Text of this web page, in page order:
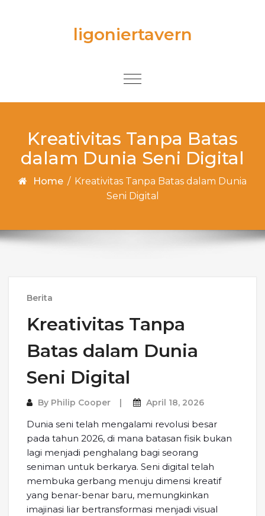
ligoniertavern
Toggle
Kreativitas Tanpa Batas
dalam Dunia Seni Digital
Home / Kreativitas Tanpa Batas dalam Dunia
Seni Digital
Berita
Kreativitas Tanpa
Batas dalam Dunia
Seni Digital
By Philip Cooper April 18, 2026
Dunia seni telah mengalami revolusi besar
pada tahun 2026, di mana batasan fisik bukan
lagi menjadi penghalang bagi seorang
seniman untuk berkarya. Seni digital telah
membuka gerbang menuju dimensi kreatif
yang benar-benar baru, memungkinkan
imajinasi liar bertransformasi menjadi visual